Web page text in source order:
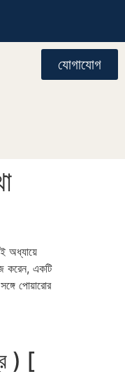
যোগাযোগ
অধ্যায়ে
করেন, একটি
পোয়ারোর
) [